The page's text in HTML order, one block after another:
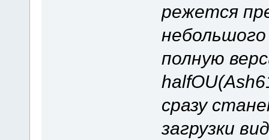
режется
полную
сразу
загрузки